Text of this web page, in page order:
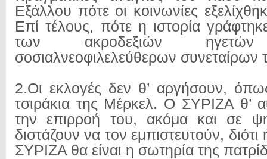
Εξάλλου πότε οι κοινωνίες
Επί τέλους, πότε η ιστορία
των ακροδεξιών
σοσιαλνεοφιλελεύθερων συνεταίρων
2.Οι εκλογές δεν θ’ αργήσουν,
τσιράκια της Μέρκελ. Ο ΣΥΡΙΖΑ θ’
την επιρροή του, ακόμα και σε
διστάζουν να τον εμπιστευτούν,
ΣΥΡΙΖΑ θα είναι η σωτηρία της